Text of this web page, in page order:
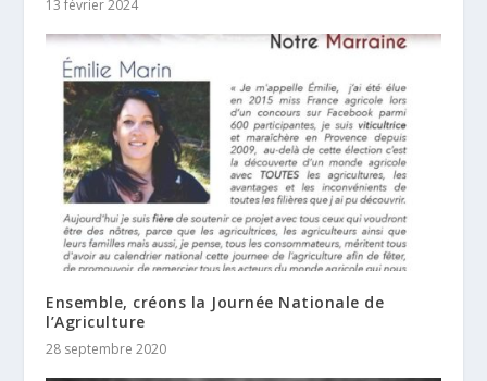
13 février 2024
Ensemble, créons la Journée Nationale de
l’Agriculture
28 septembre 2020